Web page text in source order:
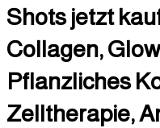
Shots jetzt
Collagen,
Pflanzliches
Zelltherapie,